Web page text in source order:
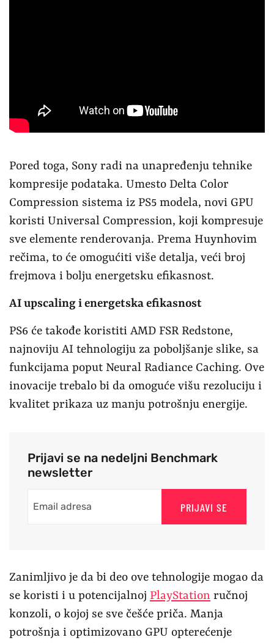
Pored toga, Sony radi na unapređenju tehnike
kompresije podataka. Umesto Delta Color
Compression sistema iz PS5 modela, novi GPU
koristi Universal Compression, koji kompresuje
sve elemente renderovanja. Prema Huynhovim
rečima, to će omogućiti više detalja, veći broj
frejmova i bolju energetsku efikasnost.
AI upscaling i energetska efikasnost
PS6 će takođe koristiti AMD FSR Redstone,
najnoviju AI tehnologiju za poboljšanje slike, sa
funkcijama poput Neural Radiance Caching. Ove
inovacije trebalo bi da omoguće višu rezoluciju i
kvalitet prikaza uz manju potrošnju energije.
Prijavi se na nedeljni Benchmark
newsletter
PRIJAVI SE
Zanimljivo je da bi deo ove tehnologije mogao da
se koristi i u potencijalnoj PlayStation ručnoj
konzoli, o kojoj se sve češće priča. Manja
potrošnja i optimizovano GPU opterećenje